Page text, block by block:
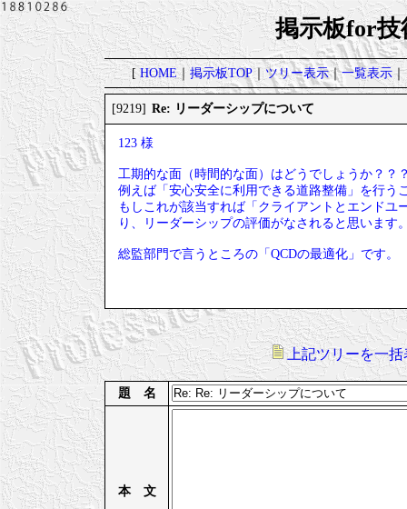
掲示板for技
[HOME｜掲示板TOP｜ツリー表示｜一覧表示｜
[9219] Re: リーダーシップについて
123 様
工期的な面（時間的な面）はどうでしょうか？？
例えば「安心安全に利用できる道路整備」を行う
もしこれが該当すれば「クライアントとエンド
り、リーダーシップの評価がなされると思います
総監部門で言うところの「QCDの最適化」です。
上記ツリーを一括
題 名
本 文